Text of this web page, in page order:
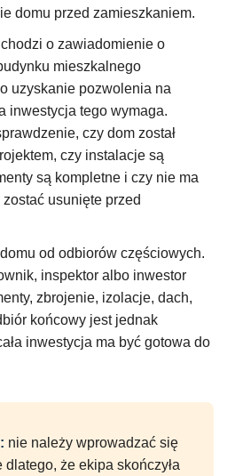
domu przed zamieszkaniem.
o zawiadomienie o
mieszkalnego
uzyskanie pozwolenia na
inwestycja tego wymaga.
czy dom został
czy instalacje są
są kompletne i czy nie ma
usunięte przed
od odbiorów częściowych.
inspektor albo inwestor
zbrojenie, izolacje, dach,
końcowy jest jednak
inwestycja ma być gotowa do
nie należy wprowadzać się
dlatego, że ekipa skończyła